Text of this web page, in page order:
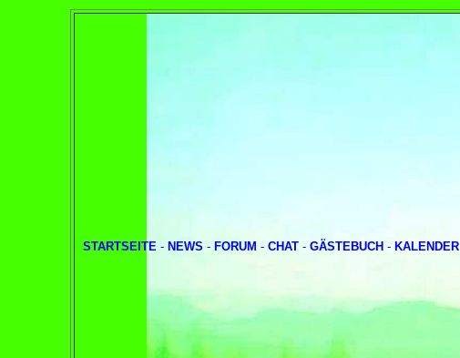
STARTSEITE - NEWS - FORUM - CHAT - GÄSTEBUCH - KALENDER